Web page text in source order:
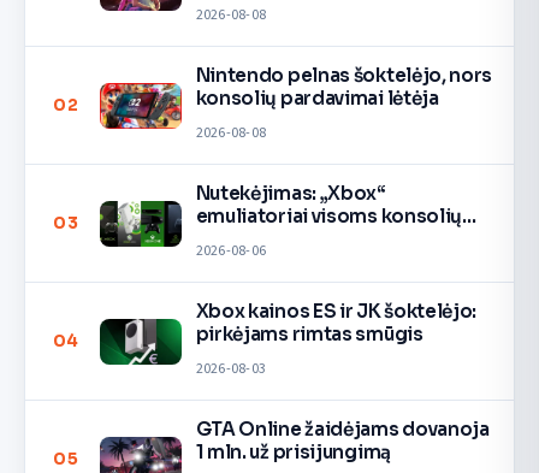
2026-08-08
02
Nintendo pelnas šoktelėjo, nors
konsolių pardavimai lėtėja
2026-08-08
03
Nutekėjimas: „Xbox“
emuliatoriai visoms konsolių
2026-08-06
04
Xbox kainos ES ir JK šoktelėjo:
pirkėjams rimtas smūgis
2026-08-03
05
GTA Online žaidėjams dovanoja
1 mln. už prisijungimą